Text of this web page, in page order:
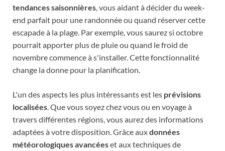
tendances saisonnières , vous aidant à décider du week-
end parfait pour une randonnée ou quand réserver cette
escapade à la plage. Par exemple, vous saurez si octobre
pourrait apporter plus de pluie ou quand le froid de
novembre commence à s'installer. Cette fonctionnalité
change la donne pour la planification.
L'un des aspects les plus intéressants est les prévisions
localisées . Que vous soyez chez vous ou en voyage à
travers différentes régions, vous aurez des informations
adaptées à votre disposition. Grâce auxdonnées
météorologiques avancéeset aux techniques de